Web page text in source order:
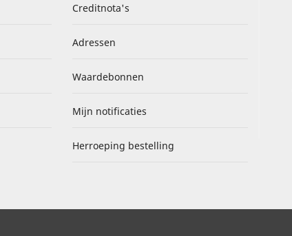
Creditnota's
Adressen
Waardebonnen
Mijn notificaties
Herroeping bestelling